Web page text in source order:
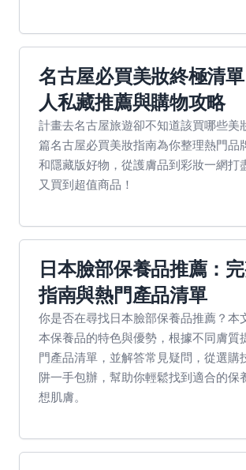
名古屋必買美妝終極清
人私藏推薦與購物攻略
計畫去名古屋旅遊卻不知道該買哪些美
篇名古屋必買美妝指南為你整理熱門品
和隱藏版好物，從護膚品到彩妝一網打
又買到超值商品！
日本臉部保養品推薦：
指南與熱門產品清單
你是否在尋找日本臉部保養品推薦？本
本保養品的特色與優勢，根據不同膚質
門產品清單，並解答常見疑問，從選購
阱一手包辦，幫助你輕鬆找到適合的保
想肌膚。